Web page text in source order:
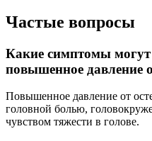
Частые вопросы
Какие симптомы
повышенное давление
Повышенное давление от
головной болью,
чувством тяжести в голове.